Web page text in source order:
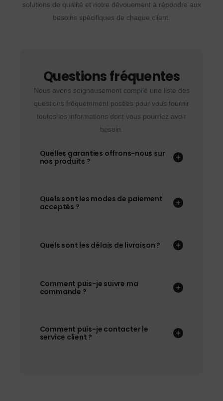
solutions de qualité et notre dévouement à répondre aux
besoins spécifiques de chaque client.
Questions fréquentes
Nous avons soigneusement compilé une liste des
questions fréquemment posées pour vous fournir
toutes les informations dont vous pourriez avoir
besoin.
Quelles garanties offrons-nous sur
nos produits ?
Quels sont les modes de paiement
acceptés ?
Quels sont les délais de livraison ?
Comment puis-je suivre ma
commande ?
Comment puis-je contacter le
service client ?